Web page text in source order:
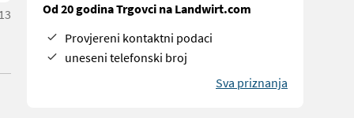
Od 20 godina Trgovci na Landwirt.com
Provjereni kontaktni podaci
uneseni telefonski broj
Sva priznanja